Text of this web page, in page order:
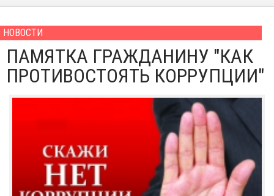
НОВОСТИ
ПАМЯТКА ГРАЖДАНИНУ "КАК
ПРОТИВОСТОЯТЬ КОРРУПЦИИ"